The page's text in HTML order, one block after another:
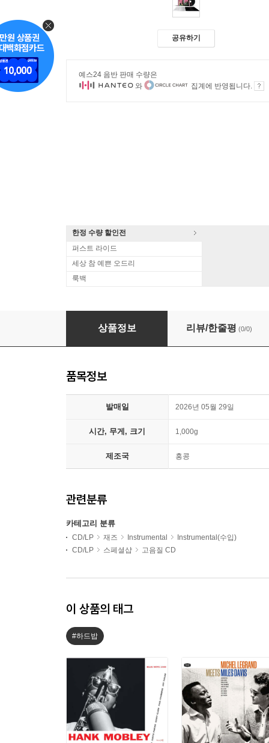
공유하기
예스24 음반 판매 수량은
와
집계에 반영됩니다.
한정 수량 할인전
퍼스트 라이드
세상 참 예쁜 오드리
룩백
Mccoy Tyner (맥코이 타이너) - New York
상품정보 리뷰/한줄평 (0/0)
품목정보
발매일 2026년 05월 29일
시간, 무게, 크기 1,000g
제조국 홍콩
관련분류
카테고리 분류
CD/LP 재즈 Instrumental
Instrumental(수입)
CD/LP
스페셜샵 고음질 CD
이 상품의 태그
#하드밥